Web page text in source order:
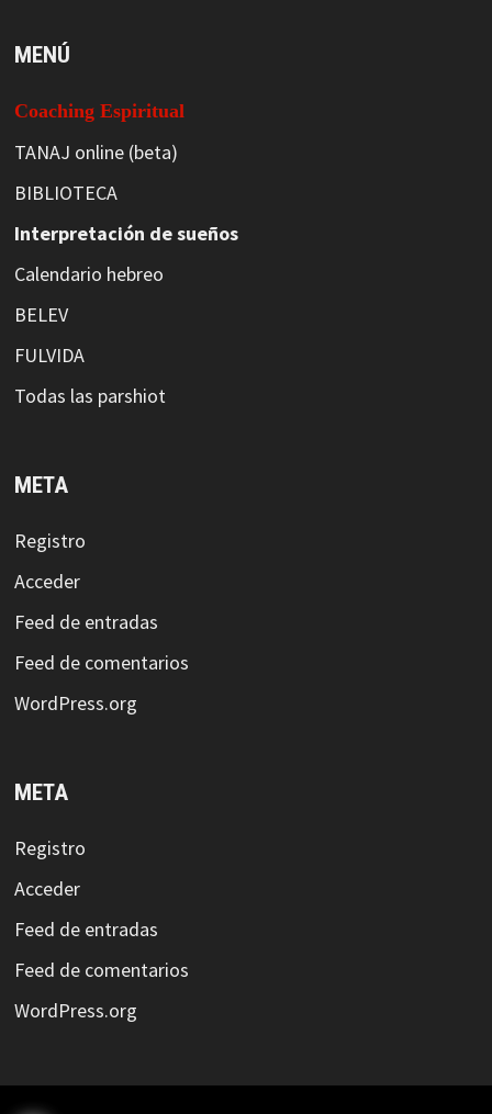
MENÚ
Coaching Espiritual
TANAJ online (beta)
BIBLIOTECA
Interpretación de sueños
Calendario hebreo
BELEV
FULVIDA
Todas las parshiot
META
Registro
Acceder
Feed de entradas
Feed de comentarios
WordPress.org
META
Registro
Acceder
Feed de entradas
Feed de comentarios
WordPress.org